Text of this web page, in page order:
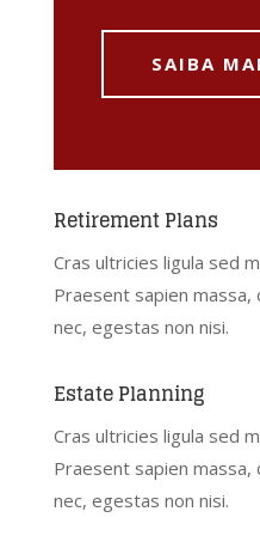
SAIBA
Retirement Plans
Cras ultricies ligula sed
Praesent sapien massa,
nec, egestas non nisi.
Estate Planning
Cras ultricies ligula sed
Praesent sapien massa,
nec, egestas non nisi.